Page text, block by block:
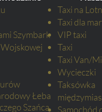
Szymbark
Łeba
Szańca
Taxi na
Taxi dla
VIP taxi
Taxi
Taxi Van/
Wycieczki
Taksówka
Samochód